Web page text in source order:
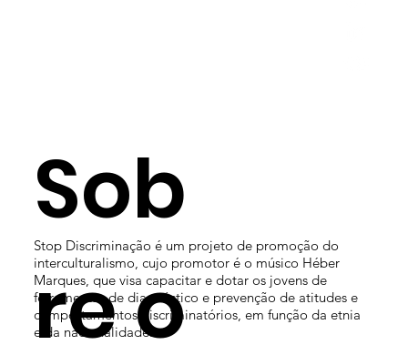
Stop Discriminação é um projeto de promoção do
interculturalismo, cujo promotor é o músico Héber
Marques, que visa capacitar e dotar os jovens de
ferramentas de diagnóstico e prevenção de atitudes e
comportamentos discriminatórios, em função da etnia
e da nacionalidade.
Sob
re o